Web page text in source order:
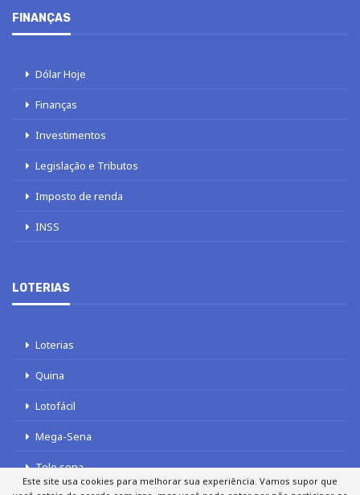
FINANÇAS
Dólar Hoje
Finanças
Investimentos
Legislação e Tributos
Imposto de renda
INSS
LOTERIAS
Loterias
Quina
Lotofácil
Mega-Sena
Tele sena
Este site usa cookies para melhorar sua experiência. Vamos supor que